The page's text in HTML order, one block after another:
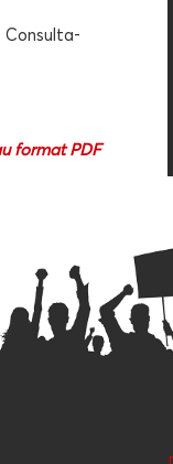
Consul­ta­
for­mat PDF